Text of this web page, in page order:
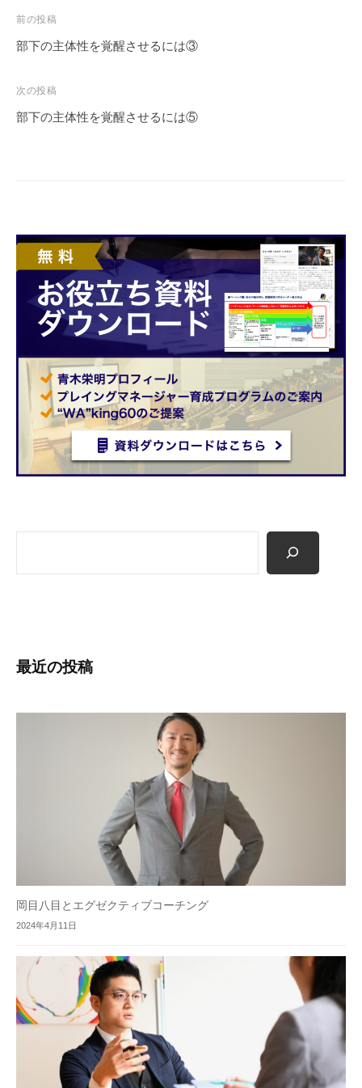
投
稿
ビ
ゲ
前の投稿
部下の主体性を覚醒させるには③
次の投稿
部下の主体性を覚醒させるには⑤
最近の投稿
岡目八目とエグゼクティブコーチング
2024年4月11日